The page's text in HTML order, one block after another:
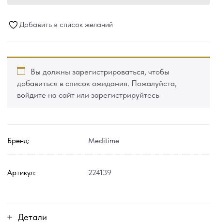
Добавить в список желаний
Вы должны зарегистрироваться, чтобы
добавиться в список ожидания. Пожалуйста,
войдите на сайт или зарегистрируйтесь
Бренд: Meditime
Артикул: 224139
Детали